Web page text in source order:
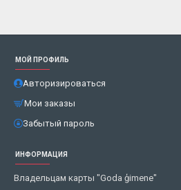
МОЙ ПРОФИЛЬ
Авторизироваться
Мои заказы
Забытый пароль
ИНФОРМАЦИЯ
Владельцам карты "Goda ģimene"